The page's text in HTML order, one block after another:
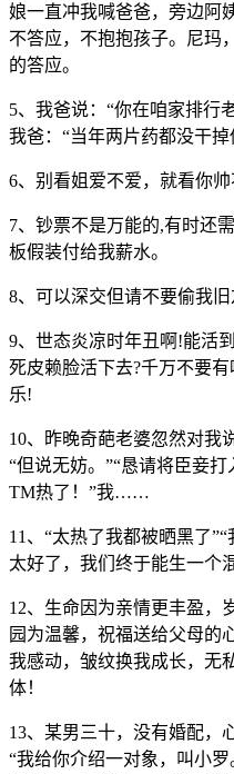
娘一直冲我喊爸爸，旁边阿
不答应，不抱抱孩子。尼玛
的答应。
5、我爸说：“你在咱家排行
我爸：“当年两片药都没干掉
6、别看姐爱不爱，就看你帅
7、钞票不是万能的,有时还
板假装付给我薪水。
8、可以深交但请不要偷我旧
9、世态炎凉时年丑啊!能活
死皮赖脸活下去?千万不要
乐!
10、昨晚奇葩老婆忽然对我
“但说无妨。”“恳请将臣妾
TM热了！”我……
11、“太热了我都被晒黑了”“
太好了，我们终于能生一个
12、生命因为亲情更丰盈，
园为温馨，祝福送给父母的
我感动，皱纹换我成长，无
体！
13、某男三十，没有婚配，
“我给你介绍一对象，叫小